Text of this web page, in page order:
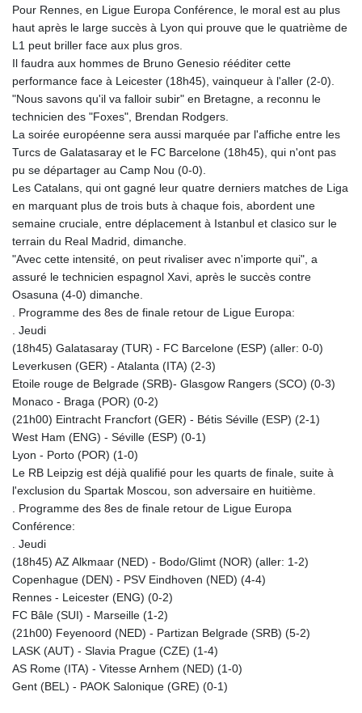
Pour Rennes, en Ligue Europa Conférence, le moral est au plus
haut après le large succès à Lyon qui prouve que le quatrième de
L1 peut briller face aux plus gros.
Il faudra aux hommes de Bruno Genesio rééditer cette
performance face à Leicester (18h45), vainqueur à l'aller (2-0).
"Nous savons qu'il va falloir subir" en Bretagne, a reconnu le
technicien des "Foxes", Brendan Rodgers.
La soirée européenne sera aussi marquée par l'affiche entre les
Turcs de Galatasaray et le FC Barcelone (18h45), qui n'ont pas
pu se départager au Camp Nou (0-0).
Les Catalans, qui ont gagné leur quatre derniers matches de Liga
en marquant plus de trois buts à chaque fois, abordent une
semaine cruciale, entre déplacement à Istanbul et clasico sur le
terrain du Real Madrid, dimanche.
"Avec cette intensité, on peut rivaliser avec n'importe qui", a
assuré le technicien espagnol Xavi, après le succès contre
Osasuna (4-0) dimanche.
. Programme des 8es de finale retour de Ligue Europa:
. Jeudi
(18h45) Galatasaray (TUR) - FC Barcelone (ESP) (aller: 0-0)
Leverkusen (GER) - Atalanta (ITA) (2-3)
Etoile rouge de Belgrade (SRB)- Glasgow Rangers (SCO) (0-3)
Monaco - Braga (POR) (0-2)
(21h00) Eintracht Francfort (GER) - Bétis Séville (ESP) (2-1)
West Ham (ENG) - Séville (ESP) (0-1)
Lyon - Porto (POR) (1-0)
Le RB Leipzig est déjà qualifié pour les quarts de finale, suite à
l'exclusion du Spartak Moscou, son adversaire en huitième.
. Programme des 8es de finale retour de Ligue Europa
Conférence:
. Jeudi
(18h45) AZ Alkmaar (NED) - Bodo/Glimt (NOR) (aller: 1-2)
Copenhague (DEN) - PSV Eindhoven (NED) (4-4)
Rennes - Leicester (ENG) (0-2)
FC Bâle (SUI) - Marseille (1-2)
(21h00) Feyenoord (NED) - Partizan Belgrade (SRB) (5-2)
LASK (AUT) - Slavia Prague (CZE) (1-4)
AS Rome (ITA) - Vitesse Arnhem (NED) (1-0)
Gent (BEL) - PAOK Salonique (GRE) (0-1)